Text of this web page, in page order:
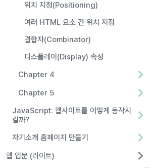
위치 지정(Positioning)
여러 HTML 요소 간 위치 지정
결합자(Combinator)
디스플레이(Display) 속성
Chapter 4
Chapter 5
JavaScript: 웹사이트를 어떻게 동작시
킬까?
자기소개 홈페이지 만들기
웹 입문 (라이트)